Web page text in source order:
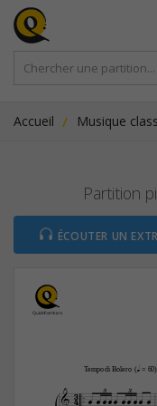
Accueil Musique
Partition
ÉCOUTER UN

Tempo di Bolero  (q = 60)
3
4
 3 3
